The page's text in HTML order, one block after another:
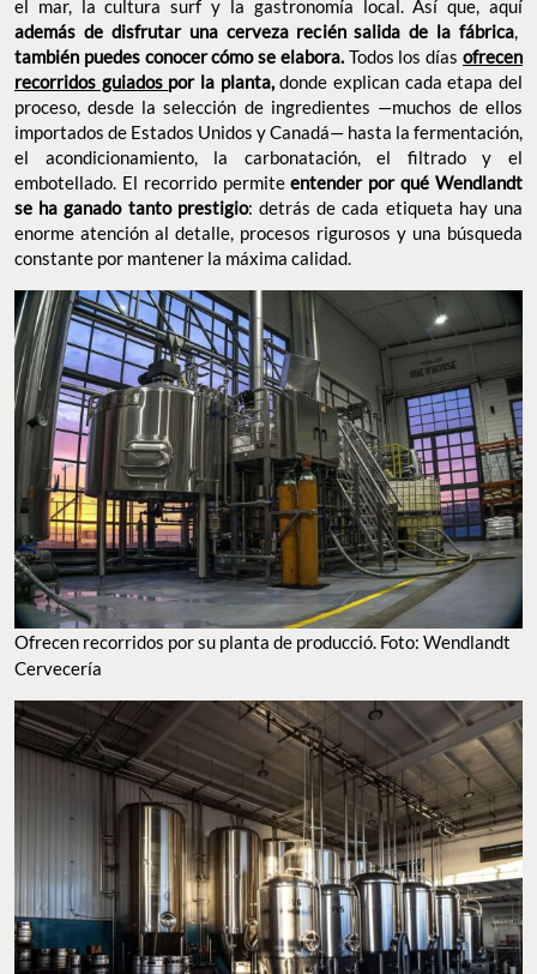
ellos importados de Estados Unidos y Canadá— hasta la
fermentación, el acondicionamiento, la carbonatación, el filtrado y
el embotellado. El recorrido permite
entender por qué
Wendlandt se ha ganado tanto prestigio
: detrás de cada
etiqueta hay una enorme atención al detalle, procesos rigurosos
y una búsqueda constante por mantener la máxima calidad.
OFRECEN RECORRIDOS POR SU PLANTA DE PRODUCCIÓ. FOTO: WENDLANDT
CERVECERÍA
UNA EXPERIENCIA PARA CONOCER TODO EL PROCESO DE LAS CERVEZAS. FOTO:
WENDLANDT CERVECERÍA